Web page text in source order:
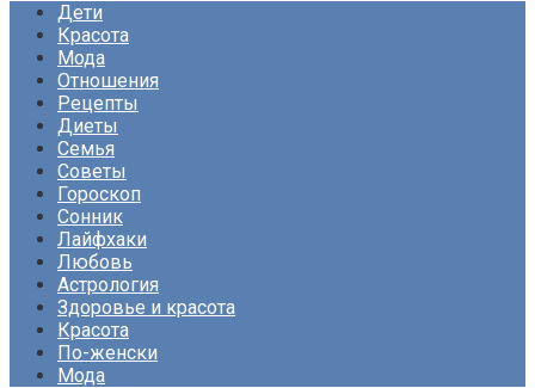
Дети
Красота
Мода
Отношения
Рецепты
Диеты
Семья
Советы
Гороскоп
Сонник
Лайфхаки
Любовь
Астрология
Здоровье и красота
Красота
По-женски
Мода